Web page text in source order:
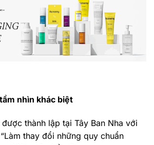
nhìn khác biệt
thành lập tại Tây Ban Nha với
thay đổi những quy chuẩn